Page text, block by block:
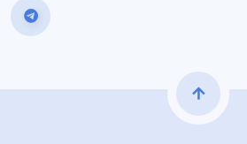
arrow_upward